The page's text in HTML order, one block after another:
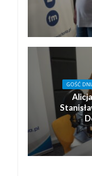
GOŚĆ